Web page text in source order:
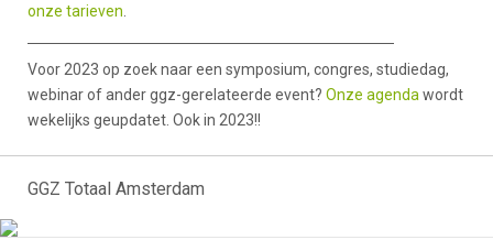
onze tarieven
Voor 2023 op zoek naar een symposium, congres, studiedag,
webinar of ander ggz-gerelateerde event? Onze agenda wordt
wekelijks geupdatet. Ook in 2023!!
GGZ Totaal Amsterdam